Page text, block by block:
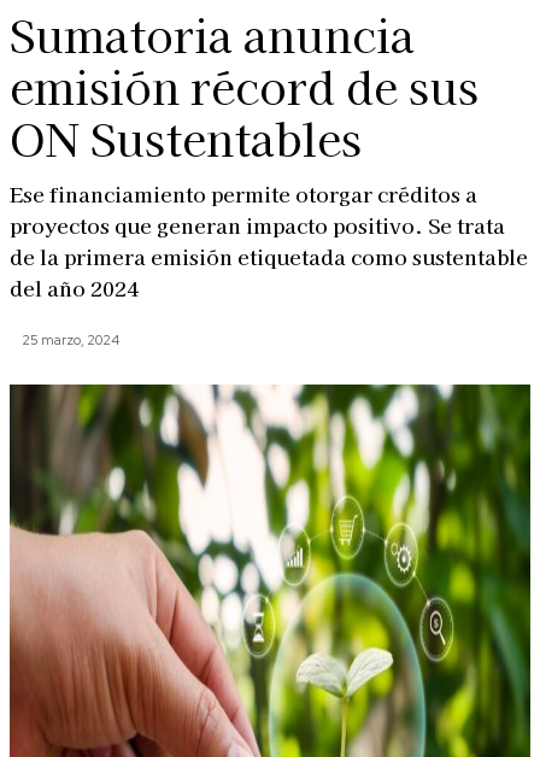
Sumatoria anuncia
emisión récord de sus
ON Sustentables
Ese financiamiento permite otorgar créditos a
proyectos que generan impacto positivo. Se trata
de la primera emisión etiquetada como sustentable
del año 2024
25 marzo, 2024